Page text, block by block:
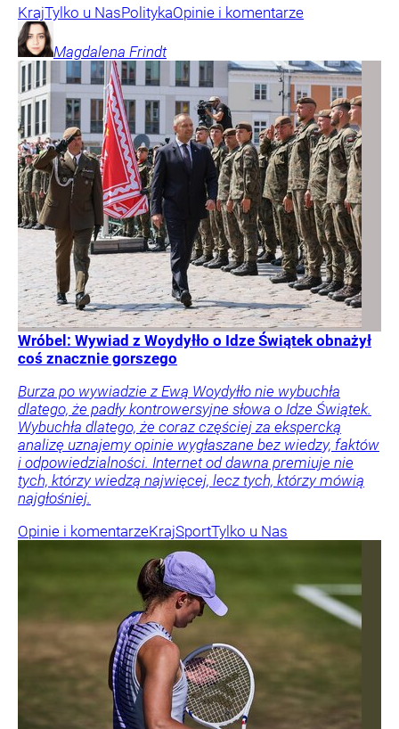
KrajTylko u NasPolitykaOpinie i komentarze
Magdalena Frindt
Wróbel: Wywiad z Woydyłło o Idze Świątek obnażył
coś znacznie gorszego
Burza po wywiadzie z Ewą Woydyłło nie wybuchła
dlatego, że padły kontrowersyjne słowa o Idze Świątek.
Wybuchła dlatego, że coraz częściej za ekspercką
analizę uznajemy opinie wygłaszane bez wiedzy, faktów
i odpowiedzialności. Internet od dawna premiuje nie
tych, którzy wiedzą najwięcej, lecz tych, którzy mówią
najgłośniej.
Opinie i komentarzeKrajSportTylko u Nas